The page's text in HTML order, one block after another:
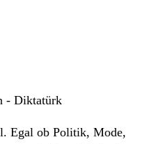
- Diktatürk
Egal ob Politik, Mode,